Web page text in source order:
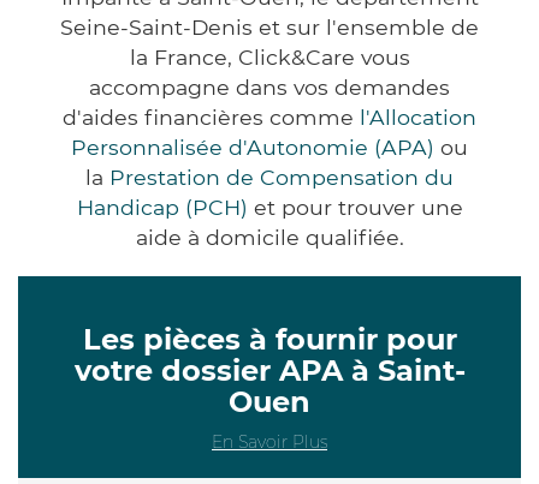
Seine-Saint-Denis et sur l'ensemble de
la France, Click&Care vous
accompagne dans vos demandes
d'aides financières comme l'Allocation
Personnalisée d'Autonomie (APA) ou
la Prestation de Compensation du
Handicap (PCH) et pour trouver une
aide à domicile qualifiée.
Les pièces à fournir pour
votre dossier APA à Saint-
Ouen
En Savoir Plus